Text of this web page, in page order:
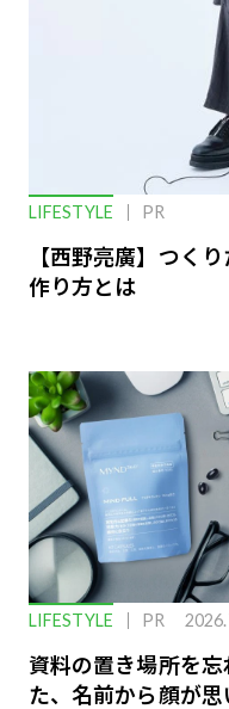
LIFESTYLE PR
【西野亮廣】つく
作り方とは
LIFESTYLE PR
資料の置き場所を忘
た、名前から顔が思